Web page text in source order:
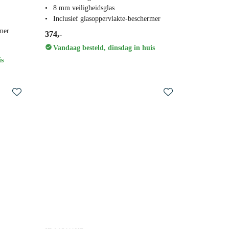
8 mm veiligheidsglas
Inclusief glasoppervlakte-beschermer
374,-
Vandaag besteld, dinsdag in huis